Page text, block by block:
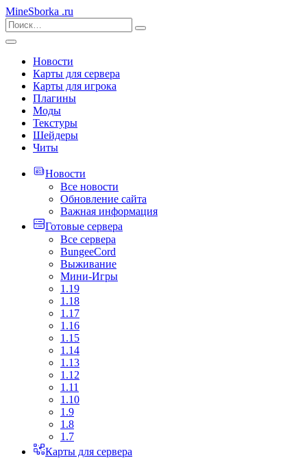
MineSborka .ru
Новости
Карты для сервера
Карты для игрока
Плагины
Моды
Текстуры
Шейдеры
Читы
Новости
Все новости
Обновление сайта
Важная информация
Готовые сервера
Все сервера
BungeeCord
Выживание
Мини-Игры
1.19
1.18
1.17
1.16
1.15
1.14
1.13
1.12
1.11
1.10
1.9
1.8
1.7
Карты для сервера